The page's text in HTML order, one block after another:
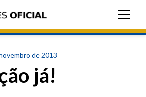
de 2013
já!